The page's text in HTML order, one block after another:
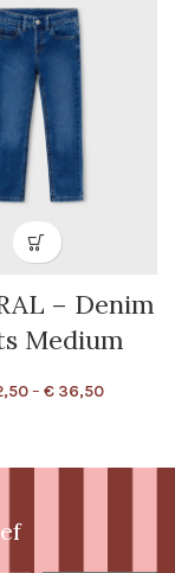
– Denim
Medium
– € 36,50